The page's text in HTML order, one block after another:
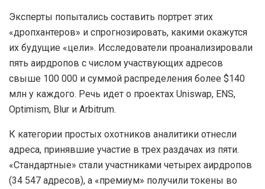
Эксперты попытались составить портрет этих
«дропхантеров» и спрогнозировать, какими окажутся
их будущие «цели». Исследователи проанализировали
пять аирдропов с числом участвующих адресов
свыше 100 000 и суммой распределения более $140
млн у каждого. Речь идет о проектах Uniswap, ENS,
Optimism, Blur и Arbitrum.
К категории простых охотников аналитики отнесли
адреса, принявшие участие в трех раздачах из пяти.
«Стандартные» стали участниками четырех аирдропов
(34 547 адресов), а «премиум» получили токены во